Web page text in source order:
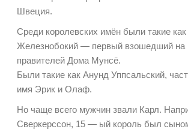
Швеция.
Среди королевских имён были такие
Железнобокий — первый взошедший на
правителей Дома Мунсё.
Были такие как Анунд Уппсальский,
имя Эрик и Олаф.
Но чаще всего мужчин звали Карл.
Сверкерссон, 15 — ый король был